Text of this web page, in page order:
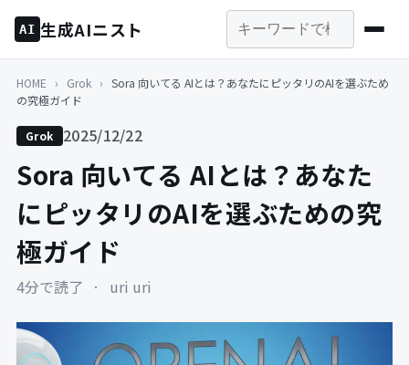
AI 生成AIニスト
HOME › Grok › Sora 向いてる AIとは？あなたにピッタリのAIを選ぶため
の究極ガイド
Grok 2025/12/22
Sora 向いてる AIとは？あなた
にピッタリのAIを選ぶための究
極ガイド
4分で読了 · uri uri